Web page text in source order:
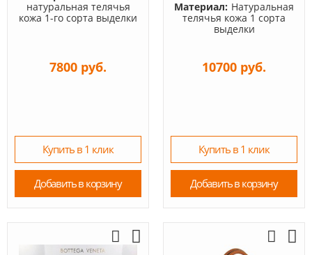
натуральная телячья
кожа 1-го сорта выделки
7800 руб.
Купить в 1 клик
Добавить в корзину
Материал: Натуральная
телячья кожа 1 сорта
выделки
10700 руб.
Купить в 1 клик
Добавить в корзину